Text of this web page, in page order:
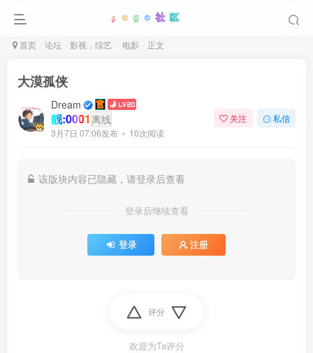
首页 论坛 影视，综艺 电影 正文
大漠孤侠
Dream
靓:0001 离线
3月7日 07:06发布 10次阅读
关注 私信
该版块内容已隐藏，请登录后查看
登录后继续查看
登录 注册
评分
欢迎为Ta评分